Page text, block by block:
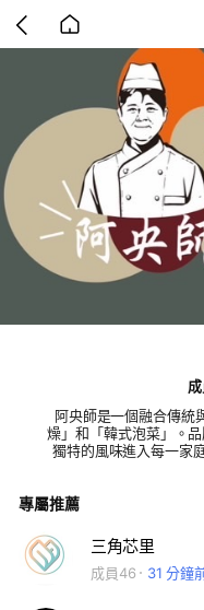
back
to
home
阿央師是一個融合傳統
燥」和「韓式泡菜」。
獨特的風味進入每一家庭。 阿央師「銷魂肉燥」，選用
菜」結合了韓式傳統發
阿央師堅持選用新鮮食
的手工風味，體驗
專屬推薦
三角芯里
成員46 31 分鐘